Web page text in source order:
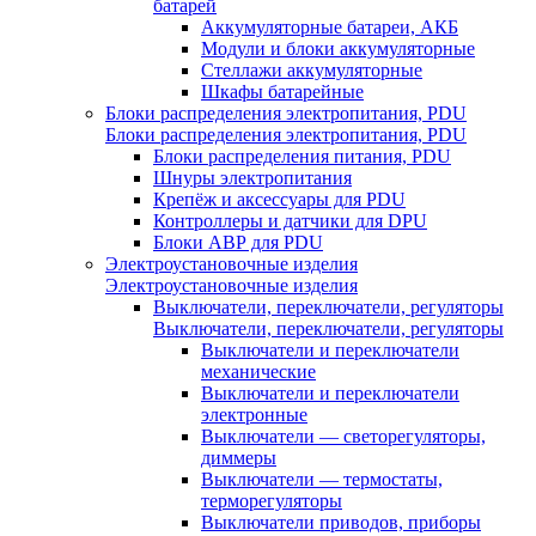
батарей
Аккумуляторные батареи, АКБ
Модули и блоки аккумуляторные
Стеллажи аккумуляторные
Шкафы батарейные
Блоки распределения электропитания, PDU
Блоки распределения электропитания, PDU
Блоки распределения питания, PDU
Шнуры электропитания
Крепёж и аксессуары для PDU
Контроллеры и датчики для DPU
Блоки АВР для PDU
Электроустановочные изделия
Электроустановочные изделия
Выключатели, переключатели, регуляторы
Выключатели, переключатели, регуляторы
Выключатели и переключатели
механические
Выключатели и переключатели
электронные
Выключатели — светорегуляторы,
диммеры
Выключатели — термостаты,
терморегуляторы
Выключатели приводов, приборы